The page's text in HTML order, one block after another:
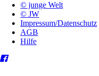
© junge Welt
© JW
Impressum/Datenschutz
AGB
Hilfe